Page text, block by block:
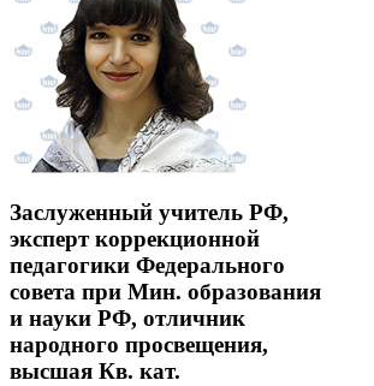
Заслуженный учитель РФ,
эксперт коррекционной
педагогики Федерального
совета при Мин. образования
и науки РФ, отличник
народного просвещения,
высшая Кв. кат.